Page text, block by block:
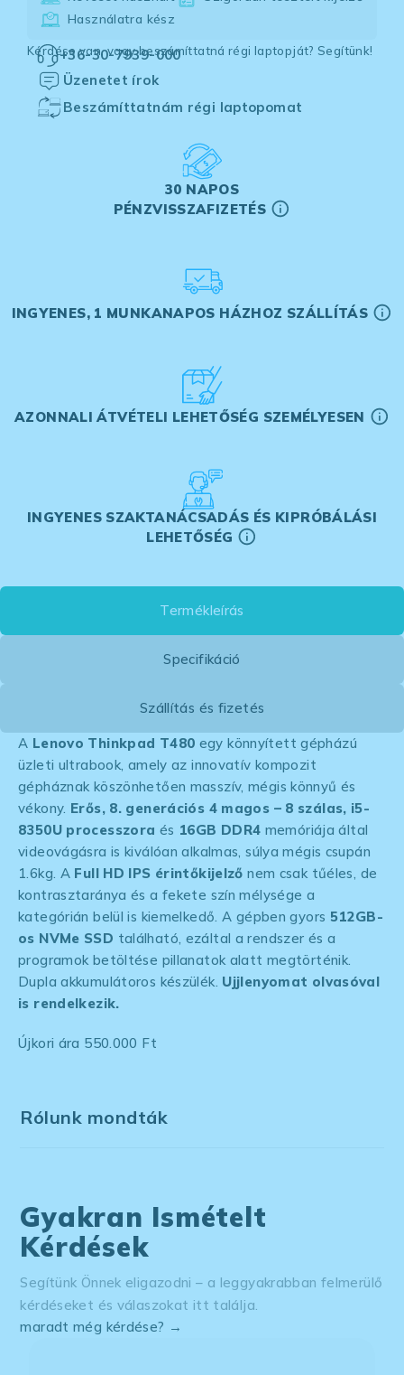
Használatra kész
Kérdése van, vagy beszámíttatná régi laptopját? Segítünk!
+36-30-7939-000
Üzenetet írok
Beszámíttatnám régi laptopomat
30 NAPOS
PÉNZVISSZAFIZETÉS
INGYENES, 1 MUNKANAPOS HÁZHOZ SZÁLLÍTÁS
AZONNALI ÁTVÉTELI LEHETŐSÉG SZEMÉLYESEN
INGYENES SZAKTANÁCSADÁS ÉS KIPRÓBÁLÁSI
LEHETŐSÉG
Termékleírás
Specifikáció
Szállítás és fizetés
A Lenovo Thinkpad T480 egy könnyített gépházú
üzleti ultrabook, amely az innovatív kompozit
gépháznak köszönhetően masszív, mégis könnyű és
vékony. Erős, 8. generációs 4 magos – 8 szálas, i5-
8350U processzora és 16GB DDR4 memóriája által
videovágásra is kiválóan alkalmas, súlya mégis csupán
1.6kg. A Full HD IPS érintőkijelző nem csak tűéles, de
kontrasztaránya és a fekete szín mélysége a
kategórián belül is kiemelkedő. A gépben gyors 512GB-
os NVMe SSD található, ezáltal a rendszer és a
programok betöltése pillanatok alatt megtörténik.
Dupla akkumulátoros készülék. Ujjlenyomat olvasóval
is rendelkezik.
Újkori ára 550.000 Ft
Rólunk mondták
Gyakran Ismételt
Kérdések
Segítünk Önnek eligazodni – a leggyakrabban felmerülő
kérdéseket és válaszokat itt találja.
maradt még kérdése? →